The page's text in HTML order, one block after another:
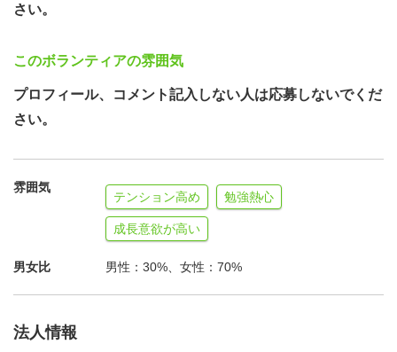
さい。
このボランティアの雰囲気
プロフィール、コメント記入しない人は応募しないでくだ
さい。
雰囲気
テンション高め 勉強熱心
成長意欲が高い
男女比 男性：30%、女性：70%
法人情報